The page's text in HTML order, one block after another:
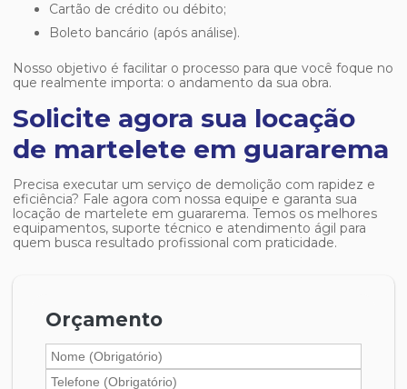
Cartão de crédito ou débito;
Boleto bancário (após análise).
Nosso objetivo é facilitar o processo para que você foque no
que realmente importa: o andamento da sua obra.
Solicite agora sua locação
de martelete em guararema
Precisa executar um serviço de demolição com rapidez e
eficiência? Fale agora com nossa equipe e garanta sua
locação de martelete em guararema. Temos os melhores
equipamentos, suporte técnico e atendimento ágil para
quem busca resultado profissional com praticidade.
Orçamento